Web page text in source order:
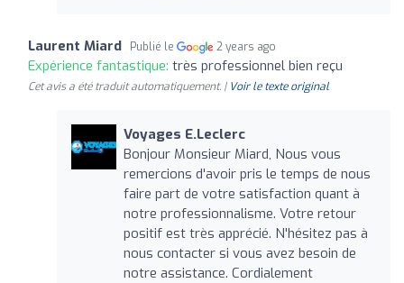
Laurent Miard Publié le 2 years ago
Expérience fantastique: très professionnel bien reçu
Cet avis a été traduit automatiquement. | Voir le texte original
Voyages E.Leclerc
Bonjour Monsieur Miard, Nous vous
remercions d'avoir pris le temps de nous
faire part de votre satisfaction quant à
notre professionnalisme. Votre retour
positif est très apprécié. N'hésitez pas à
nous contacter si vous avez besoin de
notre assistance. Cordialement